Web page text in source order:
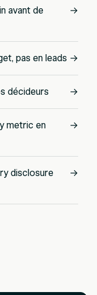
avant de
→
pas en leads →
décideurs →
metric en
→
disclosure
→